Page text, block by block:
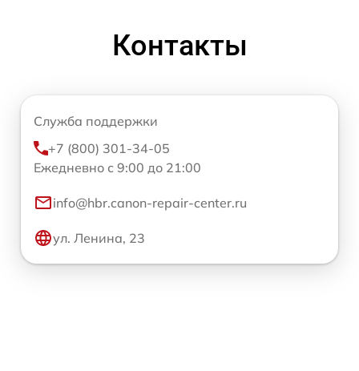
Контакты
Служба поддержки
+7 (800) 301-34-05
Ежедневно с 9:00 до 21:00
info@hbr.canon-repair-center.ru
ул. Ленина, 23